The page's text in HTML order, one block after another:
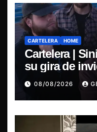
CARTELERA HOME
Cartelera |
su gira de
Concepción.
08/08/2026